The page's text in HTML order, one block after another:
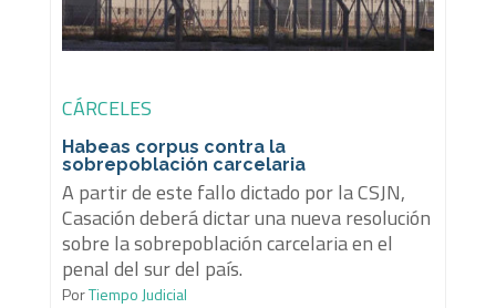
CÁRCELES
Habeas corpus contra la
sobrepoblación carcelaria
A partir de este fallo dictado por la CSJN,
Casación deberá dictar una nueva resolución
sobre la sobrepoblación carcelaria en el
penal del sur del país.
PorTiempo Judicial